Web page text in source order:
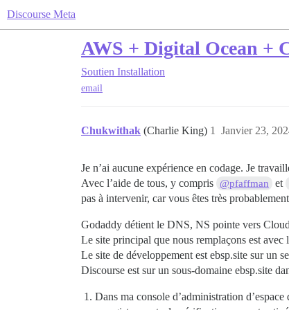
Discourse Meta
AWS + Digital Ocean +
Soutien Installation
email
Chukwithak (Charlie King) Janvier 23,
1
Je n’ai aucune expérience en codage. Je
Avec l’aide de tous, y compris @pfaffman et
pas à intervenir, car vous êtes très
Godaddy détient le DNS, NS pointe vers
Le site principal que nous remplaçons est avec
Le site de développement est ebsp.site sur un
Discourse est sur un sous-domaine ebsp.site
Dans ma console d’administration